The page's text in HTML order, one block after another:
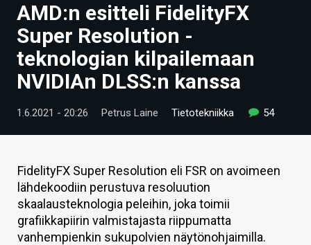
UUTISET
ARTIKKELIT
VIDEOT
TECHBBS
HINTA.FI
KAUPPA
VAIHDA TEEMA
AMD:n esitteli FidelityFX
Super Resolution -
teknologian kilpailemaan
NVIDIAn DLSS:n kanssa
1.6.2021 - 20:26 Petrus Laine Tietotekniikka 54
FidelityFX Super Resolution eli FSR on avoimeen
lähdekoodiin perustuva resoluution
skaalausteknologia peleihin, joka toimii
grafiikkapiirin valmistajasta riippumatta
vanhempienkin sukupolvien näytönohjaimilla.